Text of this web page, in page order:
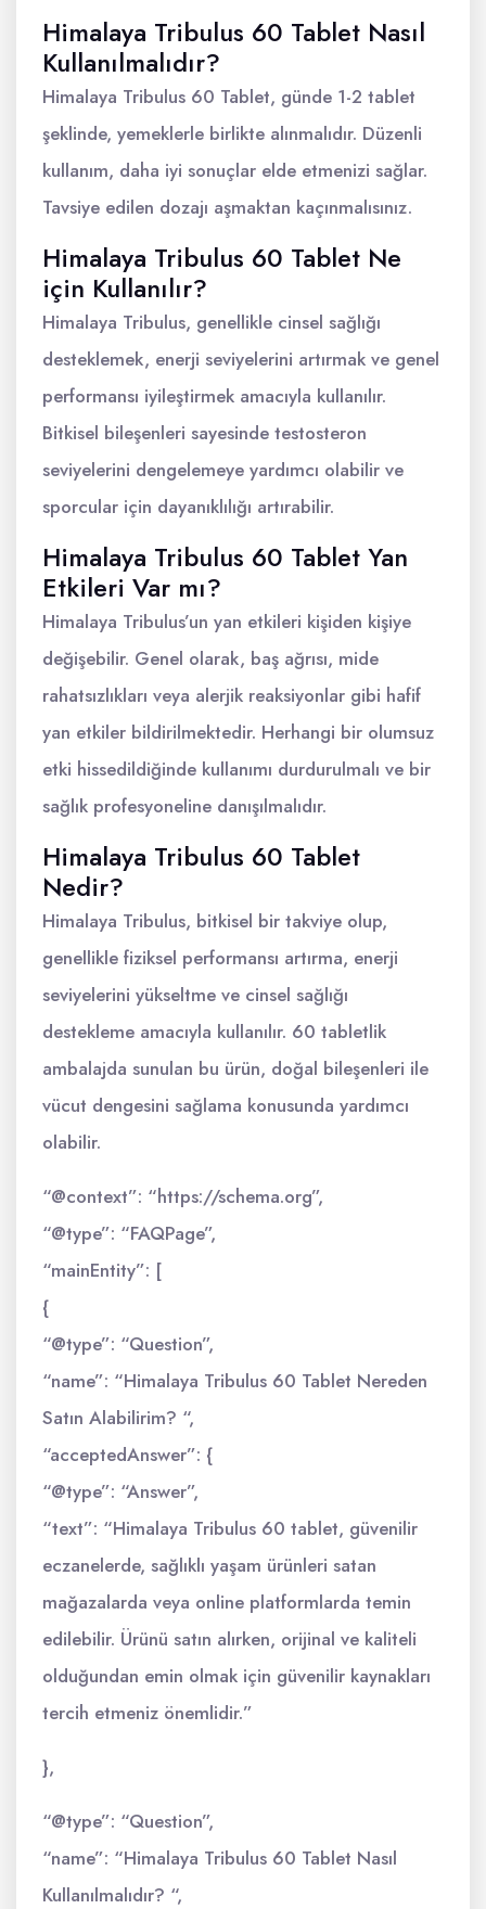
Himalaya Tribulus 60 Tablet Nasıl
Kullanılmalıdır?
Himalaya Tribulus 60 Tablet, günde 1-2 tablet
şeklinde, yemeklerle birlikte alınmalıdır. Düzenli
kullanım, daha iyi sonuçlar elde etmenizi sağlar.
Tavsiye edilen dozajı aşmaktan kaçınmalısınız.
Himalaya Tribulus 60 Tablet Ne
için Kullanılır?
Himalaya Tribulus, genellikle cinsel sağlığı
desteklemek, enerji seviyelerini artırmak ve genel
performansı iyileştirmek amacıyla kullanılır.
Bitkisel bileşenleri sayesinde testosteron
seviyelerini dengelemeye yardımcı olabilir ve
sporcular için dayanıklılığı artırabilir.
Himalaya Tribulus 60 Tablet Yan
Etkileri Var mı?
Himalaya Tribulus’un yan etkileri kişiden kişiye
değişebilir. Genel olarak, baş ağrısı, mide
rahatsızlıkları veya alerjik reaksiyonlar gibi hafif
yan etkiler bildirilmektedir. Herhangi bir olumsuz
etki hissedildiğinde kullanımı durdurulmalı ve bir
sağlık profesyoneline danışılmalıdır.
Himalaya Tribulus 60 Tablet
Nedir?
Himalaya Tribulus, bitkisel bir takviye olup,
genellikle fiziksel performansı artırma, enerji
seviyelerini yükseltme ve cinsel sağlığı
destekleme amacıyla kullanılır. 60 tabletlik
ambalajda sunulan bu ürün, doğal bileşenleri ile
vücut dengesini sağlama konusunda yardımcı
olabilir.
“@context”: “https://schema.org”,
“@type”: “FAQPage”,
“mainEntity”: [
{
“@type”: “Question”,
“name”: “Himalaya Tribulus 60 Tablet Nereden
Satın Alabilirim? “,
“acceptedAnswer”: {
“@type”: “Answer”,
“text”: “Himalaya Tribulus 60 tablet, güvenilir
eczanelerde, sağlıklı yaşam ürünleri satan
mağazalarda veya online platformlarda temin
edilebilir. Ürünü satın alırken, orijinal ve kaliteli
olduğundan emin olmak için güvenilir kaynakları
tercih etmeniz önemlidir.”
},
“@type”: “Question”,
“name”: “Himalaya Tribulus 60 Tablet Nasıl
Kullanılmalıdır? “,